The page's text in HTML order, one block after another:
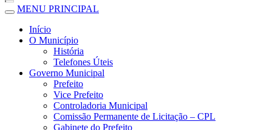
MENU PRINCIPAL
Início
O Município
História
Telefones Úteis
Governo Municipal
Prefeito
Vice Prefeito
Controladoria Municipal
Comissão Permanente de Licitação – CPL
Gabinete do Prefeito